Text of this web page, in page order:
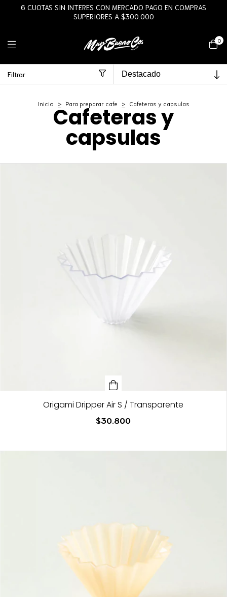
6 CUOTAS SIN INTERES CON MERCADO PAGO EN COMPRAS
SUPERIORES A $300.000
0
Filtrar
Inicio > Para preparar cafe > Cafeteras y capsulas
Cafeteras y
capsulas
Origami Dripper Air S / Transparente
$30.800